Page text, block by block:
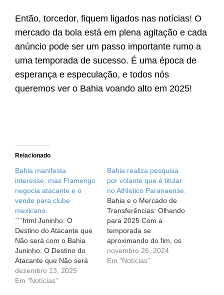
Então, torcedor, fiquem ligados nas notícias! O
mercado da bola está em plena agitação e cada
anúncio pode ser um passo importante rumo a
uma temporada de sucesso. É uma época de
esperança e especulação, e todos nós
queremos ver o Bahia voando alto em 2025!
Relacionado
Bahia manifesta
interesse, mas Flamengo
negocia atacante e o
vende para clube
mexicano.
```html Juninho: O
Destino do Atacante que
Não será com o Bahia
Juninho: O Destino do
Atacante que Não será
com o Bahia Quando
falamos sobre o mundo
dezembro 13, 2025
Em "Notícias"
Bahia realiza pesquisa
por volante que é titular
no Athletico Paranaense.
Bahia e o Mercado de
Transferências: Olhando
para 2025 Com a
temporada se
aproximando do fim, os
clubes brasileiros já
começam a se mobilizar
novembro 26, 2024
Em "Notícias"